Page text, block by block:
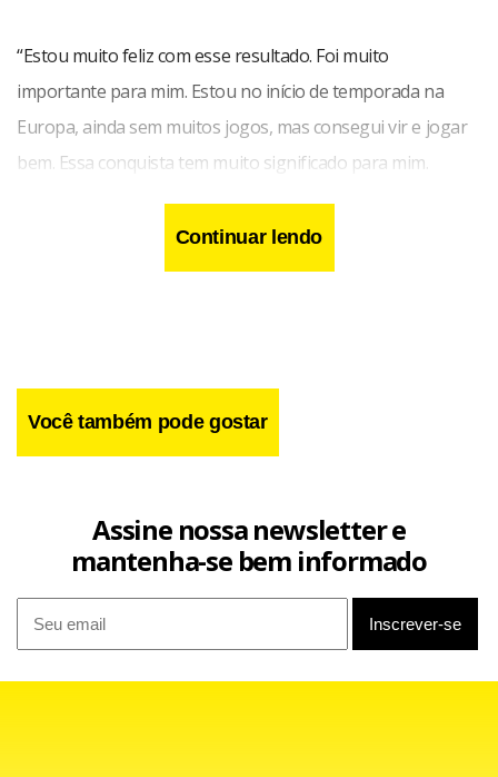
“Estou muito feliz com esse resultado. Foi muito
importante para mim. Estou no início de temporada na
Europa, ainda sem muitos jogos, mas consegui vir e jogar
bem. Essa conquista tem muito significado para mim.
Quero dividir esse título com toda a torcida e a comissão
técnica pelo apoio”, comemorou Thiago, que se une a
Hugo Calderano, Cazuo Matsumoto e Eric Jouti na lista de
Continuar lendo
Você também pode gostar
Assine nossa newsletter e
mantenha-se bem informado